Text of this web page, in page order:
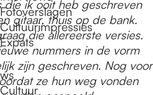
Fotoverslagen
Cultuurimpressies
Expats
Cultuur
die ik ooit heb geschreven
gitaar, thuis op de bank.
die allereerste versies.
nummers in de vorm
zijn geschreven. Nog voor
ze hun weg vonden